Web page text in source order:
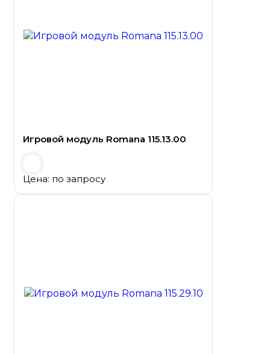
Игровой модуль Romana 115.13.00
Цена: по запросу